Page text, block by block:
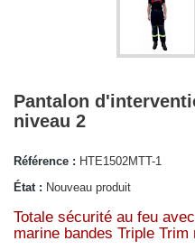
Pantalon
niveau 2
Référence : HTE1502MTT-1
État : Nouveau produit
Totale sécurité au feu
marine bandes Triple Trim